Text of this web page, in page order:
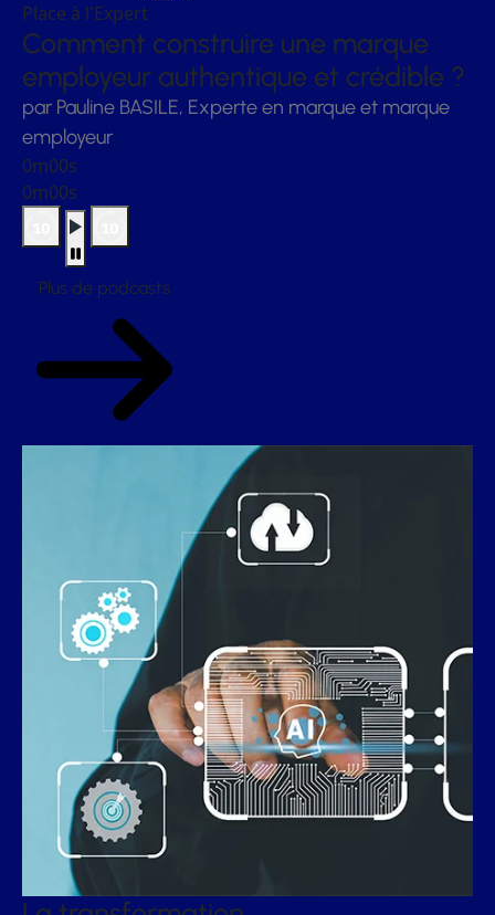
Place à l'Expert
Comment construire une marque
employeur authentique et crédible ?
par Pauline BASILE, Experte en marque et marque
employeur
0m00s
0m00s
Plus de podcasts